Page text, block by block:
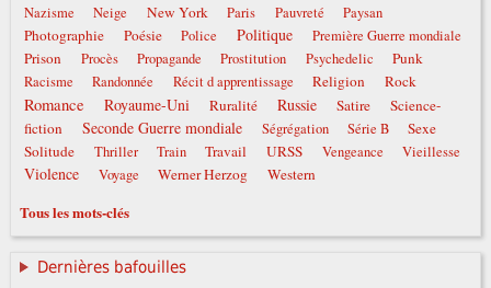
Nazisme
Neige New York Paris Pauvreté Paysan
Photographie Poésie Police Politique Première Guerre mondiale
Prison Procès Propagande Prostitution Psychedelic Punk
Racisme Randonnée Récit d apprentissage Religion Rock
Romance Royaume-Uni Ruralité Russie Satire
Science-
fiction
Seconde Guerre mondiale Ségrégation Série B
Sexe
Solitude
Thriller Train Travail URSS Vengeance Vieillesse
Violence Voyage Werner Herzog Western
Tous les mots-clés
Dernières bafouilles